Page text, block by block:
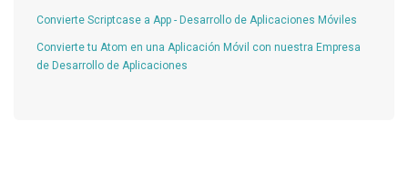
Convierte Scriptcase a App - Desarrollo de Aplicaciones Móviles
Convierte tu Atom en una Aplicación Móvil con nuestra Empresa
de Desarrollo de Aplicaciones